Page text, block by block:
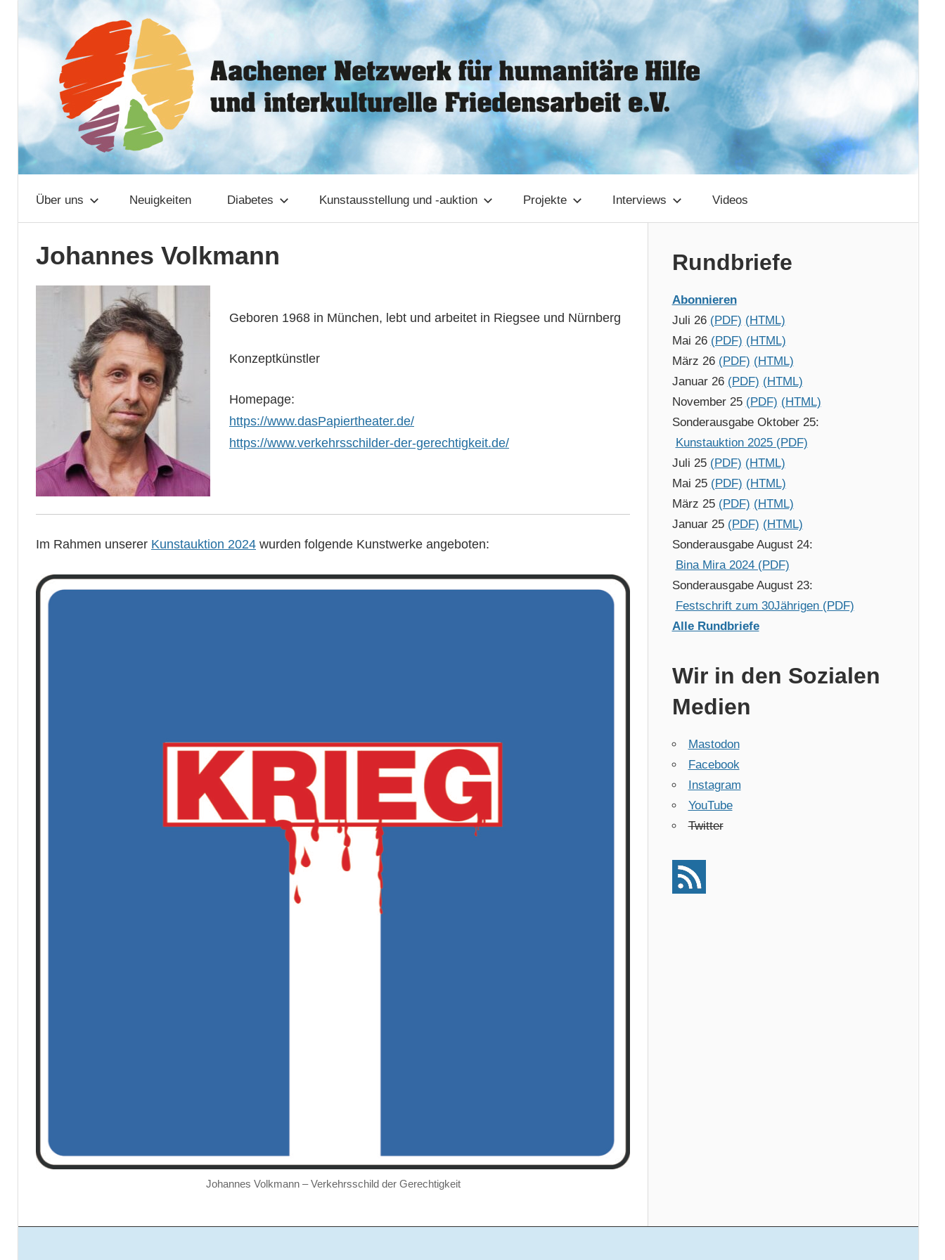
springen
Aachener
Netzwerk
Über uns Neuigkeiten Diabetes Kunstausstellung und -auktion Projekte Interviews Videos
Johannes Volkmann
Geboren 1968 in München, lebt und arbeitet in Riegsee und Nürnberg
Konzeptkünstler
Homepage:
https://www.dasPapiertheater.de/
https://www.verkehrsschilder-der-gerechtigkeit.de/
Im Rahmen unserer Kunstauktion 2024 wurden folgende Kunstwerke angeboten:
Johannes Volkmann – Verkehrsschild der Gerechtigkeit
Rundbriefe
Abonnieren
Juli 26 (PDF) (HTML)
Mai 26 (PDF) (HTML)
März 26 (PDF) (HTML)
Januar 26 (PDF) (HTML)
November 25 (PDF) (HTML)
Sonderausgabe Oktober 25:
Kunstauktion 2025 (PDF)
Juli 25 (PDF) (HTML)
Mai 25 (PDF) (HTML)
März 25 (PDF) (HTML)
Januar 25 (PDF) (HTML)
Sonderausgabe August 24:
Bina Mira 2024 (PDF)
Sonderausgabe August 23:
Festschrift zum 30Jährigen (PDF)
Alle Rundbriefe
Wir in den Sozialen
Medien
Mastodon
Facebook
Instagram
YouTube
Twitter